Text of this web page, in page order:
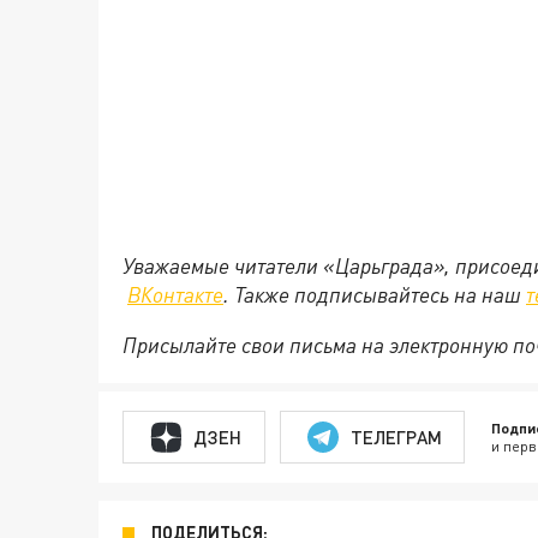
Уважаемые читатели «Царьграда»,
ВКонтакте. Также подписывайтесь на наш
Присылайте свои письма на электронную
ДЗЕН ТЕЛЕГРАМ и
ПОДЕЛИТЬСЯ: